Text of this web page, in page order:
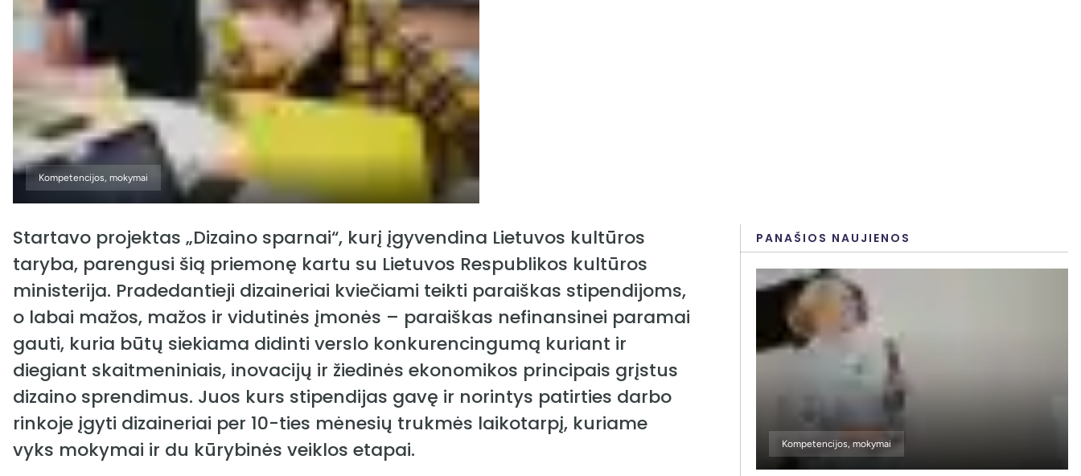
Kompetencijos, mokymai
Startavo projektas „Dizaino sparnai“, kurį įgyvendina Lietuvos kultūros
taryba, parengusi šią priemonę kartu su Lietuvos Respublikos kultūros
ministerija. Pradedantieji dizaineriai kviečiami teikti paraiškas stipendijoms,
o labai mažos, mažos ir vidutinės įmonės – paraiškas nefinansinei paramai
gauti, kuria būtų siekiama didinti verslo konkurencingumą kuriant ir
diegiant skaitmeniniais, inovacijų ir žiedinės ekonomikos principais grįstus
dizaino sprendimus. Juos kurs stipendijas gavę ir norintys patirties darbo
rinkoje įgyti dizaineriai per 10-ties mėnesių trukmės laikotarpį, kuriame
vyks mokymai ir du kūrybinės veiklos etapai.
PANAŠIOS NAUJIENOS
Kompetencijos, mokymai